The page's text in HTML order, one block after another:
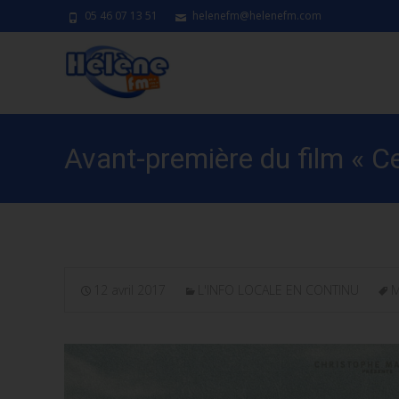
05 46 07 13 51 helenefm@helenefm.com
Avant-première du film «